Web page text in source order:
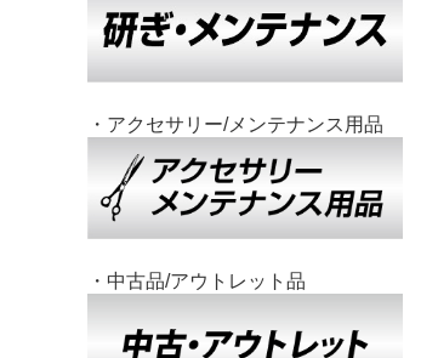
・アクセサリー/メンテナンス用品
・中古品/アウトレット品